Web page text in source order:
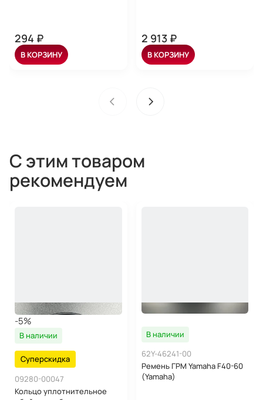
294 ₽
В КОРЗИНУ
2 913 ₽
В КОРЗИНУ
С этим товаром
рекомендуем
-5%
В наличии
Суперскидка
09280-00047
Кольцо уплотнительное
В наличии
62Y-46241-00
Ремень ГРМ Yamaha F40-60
(Yamaha)